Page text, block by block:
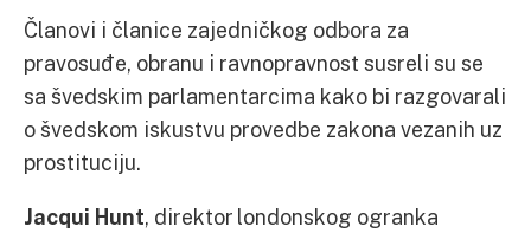
Članovi i članice zajedničkog odbora za
pravosuđe, obranu i ravnopravnost susreli su se
sa švedskim parlamentarcima kako bi razgovarali
o švedskom iskustvu provedbe zakona vezanih uz
prostituciju.
Jacqui Hunt, direktor londonskog ogranka